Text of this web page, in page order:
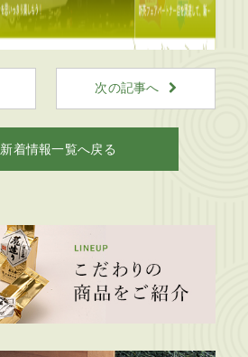
次の記事へ
新着情報一覧へ戻る